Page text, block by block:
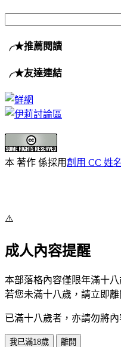
╭★推薦閱讀
╭★友達連結
本 著作 係採用創用 CC 姓
⚠️
成人內容提醒
本部落格內容僅限年滿十八
若您未滿十八歲，請立即離
已滿十八歲者，亦請勿將
我已滿18歲 離開